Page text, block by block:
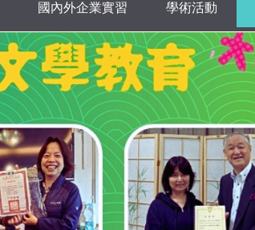
國內外企業實習 學術活動